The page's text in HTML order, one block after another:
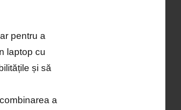
pentru a
laptop cu
și să
a